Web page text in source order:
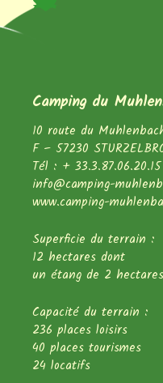
Camping du
10 route du
F – 57230
Tél : + 33.3.87.06.20.15
info@camping-
www.camping-
Superficie du terrain :
12 hectares dont
un étang de 2 hectares
Capacité du terrain :
236 places loisirs
40 places tourismes
24 locatifs